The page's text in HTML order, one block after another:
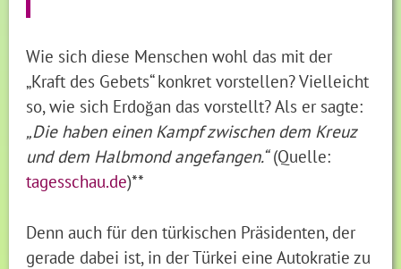
Wie sich diese Menschen wohl das mit der
„Kraft des Gebets“ konkret vorstellen? Vielleicht
so, wie sich Erdoğan das vorstellt? Als er sagte:
„Die haben einen Kampf zwischen dem Kreuz
und dem Halbmond angefangen.“(Quelle:
tagesschau.de)**
Denn auch für den türkischen Präsidenten, der
gerade dabei ist, in der Türkei eine Autokratie zu